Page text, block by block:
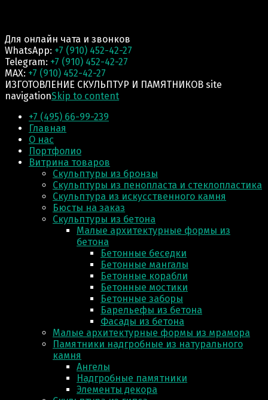
Для онлайн чата и звонков
WhatsApp: +7 (910) 452-42-27
Telegram: +7 (910) 452-42-27
MAX: +7 (910) 452-42-27
ИЗГОТОВЛЕНИЕ СКУЛЬПТУР И ПАМЯТНИКОВ site
navigationSkip to content
+7 (495) 66-99-239
Главная
О нас
Портфолио
Витрина товаров
Скульптуры из бронзы
Скульптуры из пенопласта и стеклопластика
Скульптура из искусственного камня
Бюсты на заказ
Скульптуры из бетона
Малые архитектурные формы из
бетона
Бетонные беседки
Бетонные мангалы
Бетонные корабли
Бетонные мостики
Бетонные заборы
Барельефы из бетона
Фасады из бетона
Малые архитектурные формы из мрамора
Памятники надгробные из натурального
камня
Ангелы
Надгробные памятники
Элементы декора